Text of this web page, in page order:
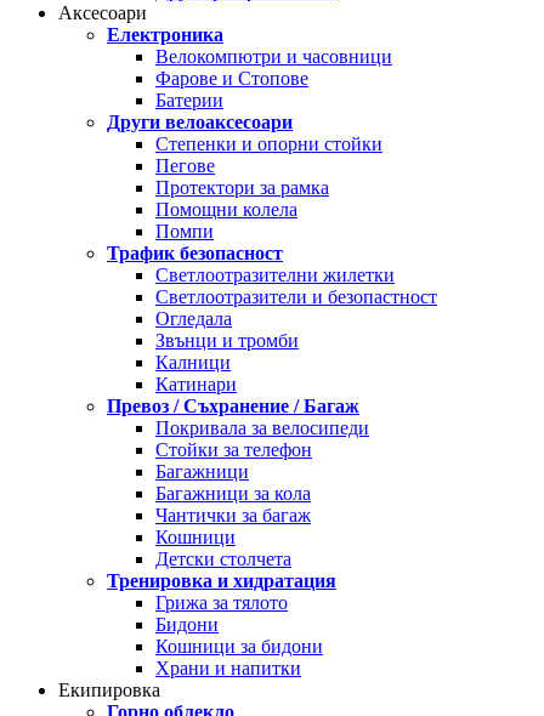
Аксесоари
Електроника
Велокомпютри и часовници
Фарове и Стопове
Батерии
Други велоаксесоари
Степенки и опорни стойки
Пегове
Протектори за рамка
Помощни колела
Помпи
Трафик безопасност
Светлоотразителни жилетки
Светлоотразители и безопастност
Огледала
Звънци и тромби
Калници
Катинари
Превоз / Съхранение / Багаж
Покривала за велосипеди
Стойки за телефон
Багажници
Багажници за кола
Чантички за багаж
Кошници
Детски столчета
Тренировка и хидратация
Грижа за тялото
Бидони
Кошници за бидони
Храни и напитки
Екипировка
Горно облекло